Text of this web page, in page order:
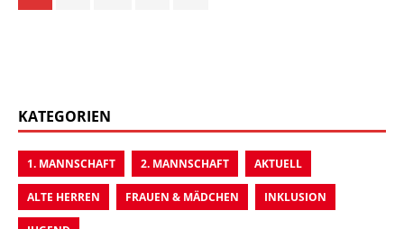
KATEGORIEN
1. MANNSCHAFT 2. MANNSCHAFT AKTUELL
ALTE HERREN FRAUEN & MÄDCHEN INKLUSION